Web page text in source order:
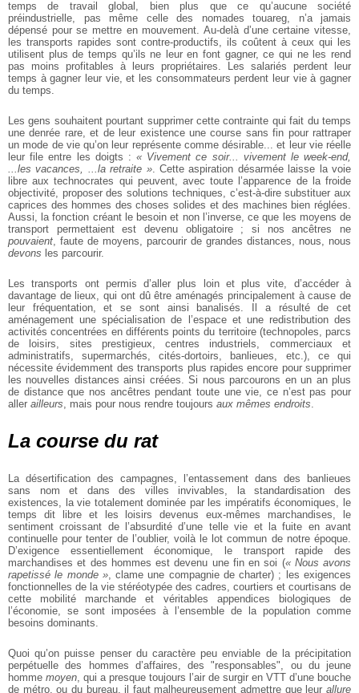
temps de travail global, bien plus que ce qu’aucune société
préindustrielle, pas même celle des nomades touareg, n’a jamais
dépensé pour se mettre en mouvement. Au-delà d’une certaine vitesse,
les transports rapides sont contre-productifs, ils coûtent à ceux qui les
utilisent plus de temps qu’ils ne leur en font gagner, ce qui ne les rend
pas moins profitables à leurs propriétaires. Les salariés perdent leur
temps à gagner leur vie, et les consommateurs perdent leur vie à gagner
du temps.
Les gens souhaitent pourtant supprimer cette contrainte qui fait du temps
une denrée rare, et de leur existence une course sans fin pour rattraper
un mode de vie qu’on leur représente comme désirable... et leur vie réelle
leur file entre les doigts : « Vivement ce soir... vivement le week-end,
...les vacances, ...la retraite ». Cette aspiration désarmée laisse la voie
libre aux technocrates qui peuvent, avec toute l’apparence de la froide
objectivité, proposer des solutions techniques, c’est-à-dire substituer aux
caprices des hommes des choses solides et des machines bien réglées.
Aussi, la fonction créant le besoin et non l’inverse, ce que les moyens de
transport permettaient est devenu obligatoire ; si nos ancêtres ne
pouvaient, faute de moyens, parcourir de grandes distances, nous, nous
devons les parcourir.
Les transports ont permis d’aller plus loin et plus vite, d’accéder à
davantage de lieux, qui ont dû être aménagés principalement à cause de
leur fréquentation, et se sont ainsi banalisés. Il a résulté de cet
aménagement une spécialisation de l’espace et une redistribution des
activités concentrées en différents points du territoire (technopoles, parcs
de loisirs, sites prestigieux, centres industriels, commerciaux et
administratifs, supermarchés, cités-dortoirs, banlieues, etc.), ce qui
nécessite évidemment des transports plus rapides encore pour supprimer
les nouvelles distances ainsi créées. Si nous parcourons en un an plus
de distance que nos ancêtres pendant toute une vie, ce n’est pas pour
aller ailleurs, mais pour nous rendre toujours aux mêmes endroits.
La course du rat
La désertification des campagnes, l’entassement dans des banlieues
sans nom et dans des villes invivables, la standardisation des
existences, la vie totalement dominée par les impératifs économiques, le
temps dit libre et les loisirs devenus eux-mêmes marchandises, le
sentiment croissant de l’absurdité d’une telle vie et la fuite en avant
continuelle pour tenter de l’oublier, voilà le lot commun de notre époque.
D’exigence essentiellement économique, le transport rapide des
marchandises et des hommes est devenu une fin en soi (« Nous avons
rapetissé le monde », clame une compagnie de charter) ; les exigences
fonctionnelles de la vie stéréotypée des cadres, courtiers et courtisans de
cette mobilité marchande et véritables appendices biologiques de
l’économie, se sont imposées à l’ensemble de la population comme
besoins dominants.
Quoi qu’on puisse penser du caractère peu enviable de la précipitation
perpétuelle des hommes d’affaires, des "responsables", ou du jeune
homme moyen, qui a presque toujours l’air de surgir en VTT d’une bouche
de métro, ou du bureau, il faut malheureusement admettre que leur allure